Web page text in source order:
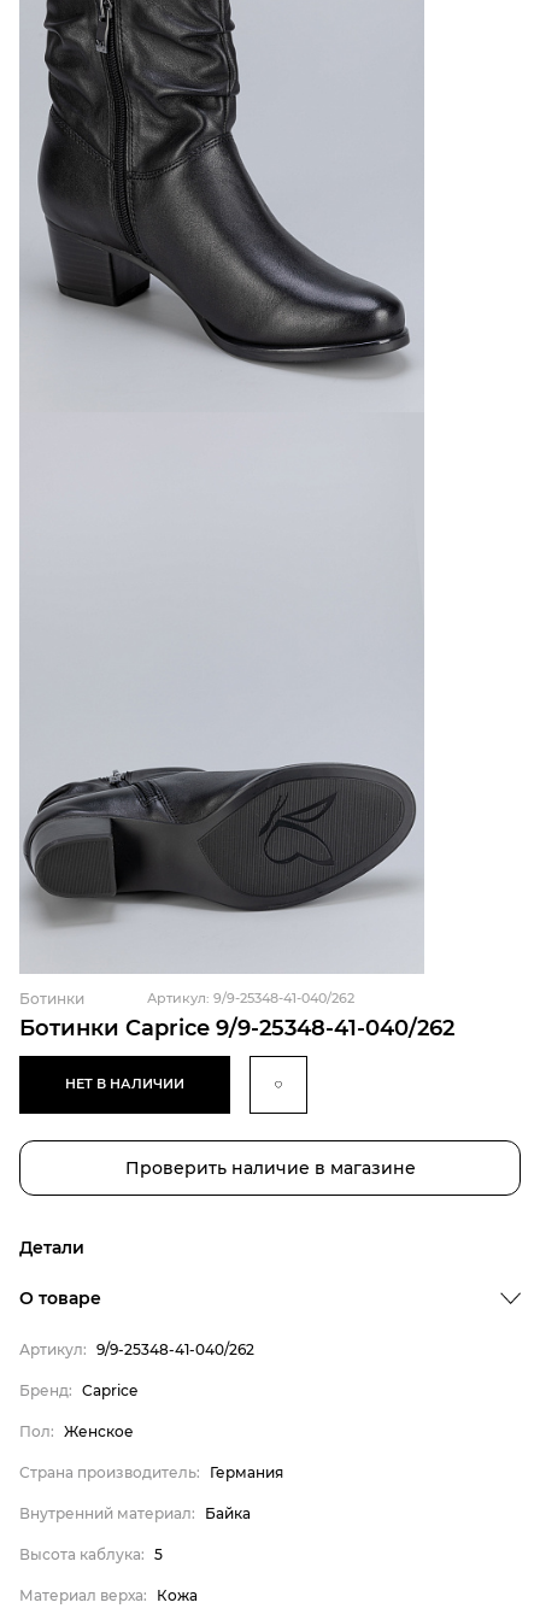
Ботинки Caprice 9/9-25348-41-040/262
Ботинки Артикул: 9/9-25348-41-040/262
НЕТ В НАЛИЧИИ
Проверить наличие в магазине
Детали
Бренд
Пол
Страна производитель
Внутренний материал
Caprice
О товаре
Артикул: 9/9-25348-41-040/262
Бренд: Caprice
Пол: Женское
Страна производитель: Германия
Внутренний материал: Байка
Высота каблука: 5
Материал верха: Кожа